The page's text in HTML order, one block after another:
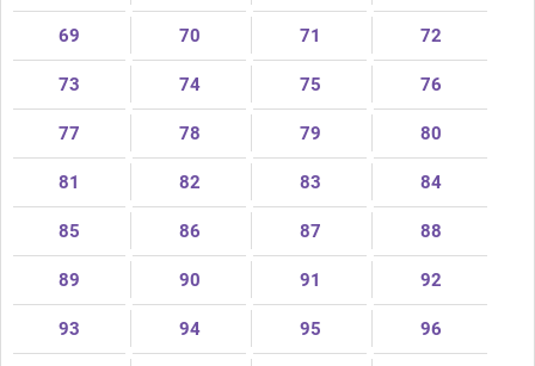
69 70 71 72
73 74 75 76
77 78 79 80
81 82 83 84
85 86 87 88
89 90 91 92
93 94 95 96